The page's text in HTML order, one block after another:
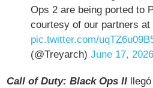
Ops 2 are being ported to
courtesy of our partners at
pic.twitter.com/
(@Treyarch)June 17, 2026
Call of Duty: Black Ops II